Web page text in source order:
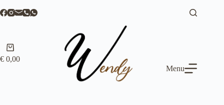
naar
Winkelwagen
€ 0,00
Menu